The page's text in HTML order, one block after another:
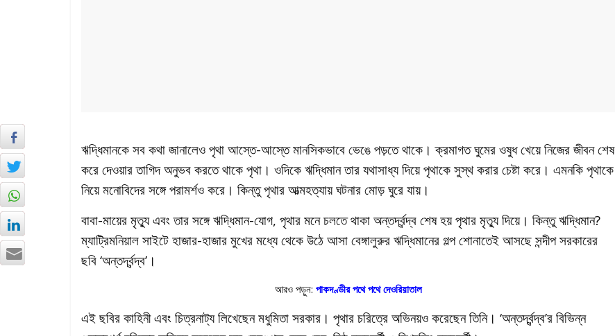
ঋদ্ধিমানকে সব কথা জানালেও পৃথা আস্তে-আস্তে মানসিকভাবে ভেঙে পড়তে থাকে। ক্রমাগত ঘুমের ওষুধ খেয়ে নিজের জীবন শেষ
করে দেওয়ার তাগিদ অনুভব করতে থাকে পৃথা। ওদিকে ঋদ্ধিমান তার যথাসাধ্য দিয়ে পৃথাকে সুস্থ করার চেষ্টা করে। এমনকি পৃথাকে
নিয়ে মনোবিদের সঙ্গে পরামর্শও করে। কিন্তু পৃথার আত্মহত্যায় ঘটনার মোড় ঘুরে যায়।
বাবা-মায়ের মৃত্যু এবং তার সঙ্গে ঋদ্ধিমান-যোগ, পৃথার মনে চলতে থাকা অন্তর্দ্বন্দ্ব শেষ হয় পৃথার মৃত্যু দিয়ে। কিন্তু ঋদ্ধিমান?
ম্যাট্রিমনিয়াল সাইটে হাজার-হাজার মুখের মধ্যে থেকে উঠে আসা বেঙ্গালুরুর ঋদ্ধিমানের গল্প শোনাতেই আসছে সন্দীপ সরকারের
ছবি ‘অন্তর্দ্বন্দ্ব’।
আরও পড়ুন: পাকদণ্ডীর পথে পথে দেওরিয়াতাল
এই ছবির কাহিনী এবং চিত্রনাট্য লিখেছেন মধুমিতা সরকার। পৃথার চরিত্রে অভিনয়ও করেছেন তিনি। ‘অন্তর্দ্বন্দ্ব’র বিভিন্ন